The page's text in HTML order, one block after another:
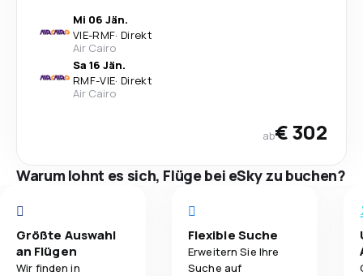
Mi 06 Jän.
VIE-RMF· Direkt
Air Cairo
Sa 16 Jän.
RMF-VIE· Direkt
Air Cairo
ab€ 302
Warum lohnt es sich, Flüge bei eSky zu buchen?
Größte Auswahl
an Flügen
Wir finden in
Flexible Suche
Erweitern Sie Ihre
Suche auf